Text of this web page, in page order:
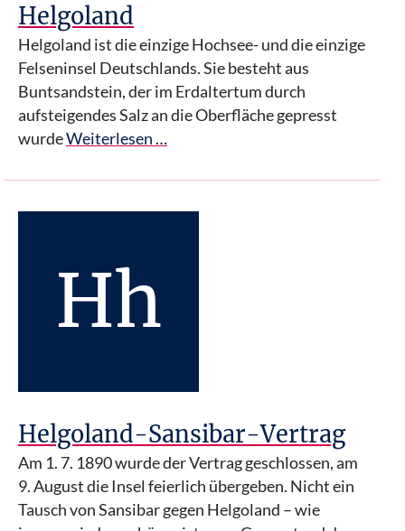
Helgoland
Helgoland ist die einzige Hochsee- und die einzige
Felseninsel Deutschlands. Sie besteht aus
Buntsandstein, der im Erdaltertum durch
aufsteigendes Salz an die Oberfläche gepresst
wurdeWeiterlesen …
Hh
Helgoland-Sansibar-Vertrag
Am 1. 7. 1890 wurde der Vertrag geschlossen, am
9. August die Insel feierlich übergeben. Nicht ein
Tausch von Sansibar gegen Helgoland – wie